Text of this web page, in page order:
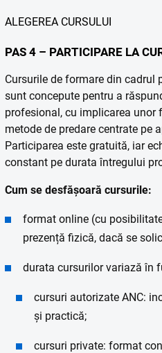
ALEGEREA CURSULUI
PAS 4 – PARTICIPARE LA
Cursurile de formare din cadrul
sunt concepute pentru a
profesional, cu implicarea unor
metode de predare centrate pe
Participarea este gratuită, iar
constant pe durata întregului
Cum se desfășoară cursurile:
format online (cu
prezență fizică, dacă se
durata cursurilor variază în
cursuri autorizate ANC:
și practică;
cursuri private: format